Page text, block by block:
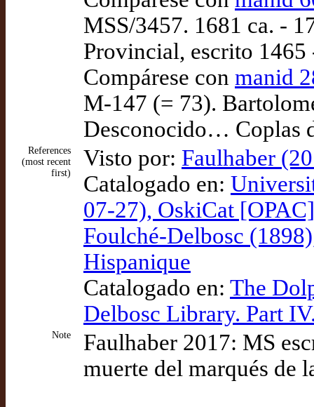
MSS/3457. 1681 ca. -
Provincial, escrito 1465
Compárese con manid
M-147 (= 73).
Desconocido… Coplas
References
(most recent
first)
Visto por: Faulhaber
Catalogado en:
07-27), OskiCat [OPAC]
Foulché-Delbosc
Hispanique
Catalogado en: The
Delbosc Library. Part
Note
Faulhaber 2017: MS
muerte del marqués de